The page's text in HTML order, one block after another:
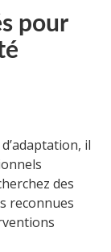
pour
il
des
reconnues